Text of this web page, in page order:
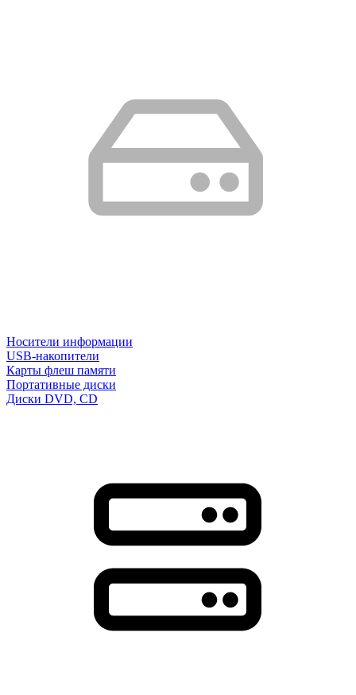
Носители информации
USB-накопители
Карты флеш памяти
Портативные диски
Диски DVD, CD